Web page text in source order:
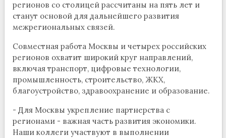
регионов со столицей рассчитаны на пять лет и
станут основой для дальнейшего развития
межрегиональных связей.
Совместная работа Москвы и четырех российских
регионов охватит широкий круг направлений,
включая транспорт, цифровые технологии,
промышленность, строительство, ЖКХ,
благоустройство, здравоохранение и образование.
- Для Москвы укрепление партнерства с
регионами - важная часть развития экономики.
Наши коллеги участвуют в выполнении